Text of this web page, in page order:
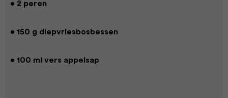
• 2 peren
• 150 g diepvriesbosbessen
• 100 ml vers appelsap